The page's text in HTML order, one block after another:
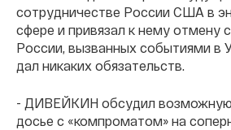
сотрудничестве России США в
сфере и привязал к нему отмену
России, вызванных событиями в
дал никаких обязательств.
- ДИВЕЙКИН обсудил
досье с «компроматом» на